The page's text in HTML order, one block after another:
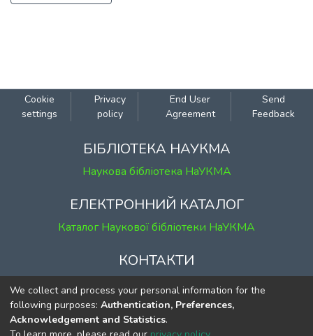
Cookie
settings
Privacy
policy
End User
Agreement
Send
Feedback
БІБЛІОТЕКА НАУКМА
Наукова бібліотека НаУКМА
ЕЛЕКТРОННИЙ КАТАЛОГ
Каталог Наукової бібліотеки НаУКМА
КОНТАКТИ
м. Київ, вул. Григорія Сковороди, 2
к. 1, к. 120
тел. (044) 463-69-31
We collect and process your personal information for the
following purposes: Authentication, Preferences,
Acknowledgement and Statistics.